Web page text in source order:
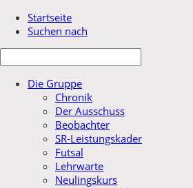
Startseite
Suchen nach
Die Gruppe
Chronik
Der Ausschuss
Beobachter
SR-Leistungskader
Futsal
Lehrwarte
Neulingskurs